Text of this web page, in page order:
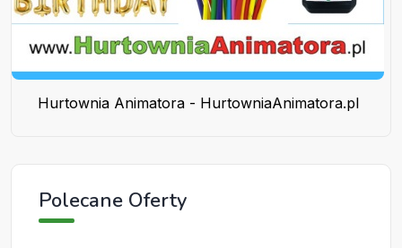
Hurtownia Animatora - HurtowniaAnimatora.pl
Polecane Oferty